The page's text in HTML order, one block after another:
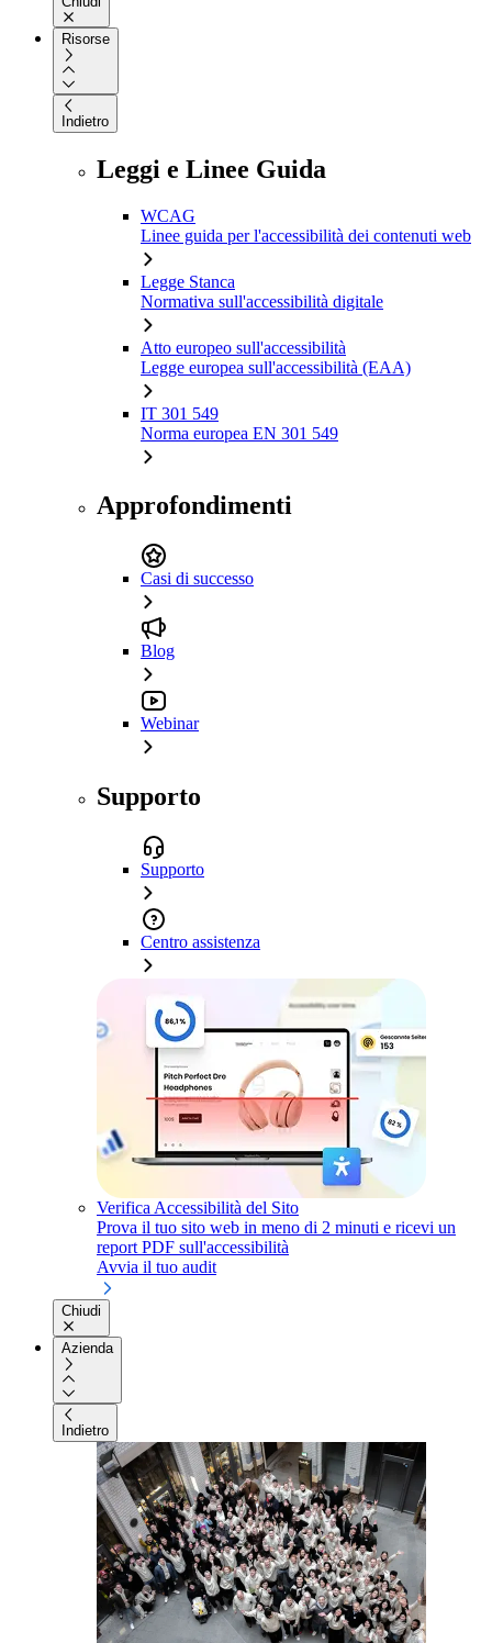
Risorse
Indietro
Leggi e Linee Guida
WCAG
Linee guida per l'accessibilità dei contenuti web
Legge Stanca
Normativa sull'accessibilità digitale
Atto europeo sull'accessibilità
Legge europea sull'accessibilità (EAA)
IT 301 549
Norma europea EN 301 549
Approfondimenti
Casi di successo
Blog
Webinar
Supporto
Supporto
Centro assistenza
Verifica Accessibilità del Sito
Prova il tuo sito web in meno di 2 minuti e ricevi un
report PDF sull'accessibilità
Avvia il tuo audit
Chiudi
Azienda
Indietro